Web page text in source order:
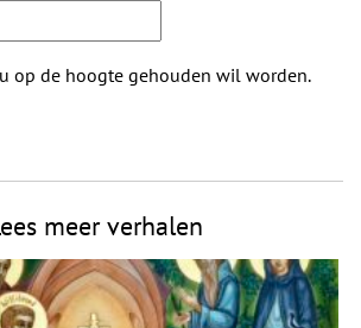
op de hoogte gehouden wil worden.
meer verhalen